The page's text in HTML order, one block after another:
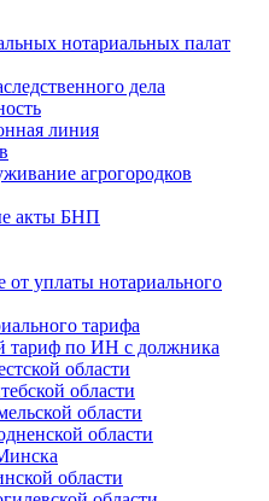
нотариальных палат
дела
линия
агрогородков
акты БНП
уплаты нотариального
тарифа
тариф по ИН с должника
области
области
области
области
области